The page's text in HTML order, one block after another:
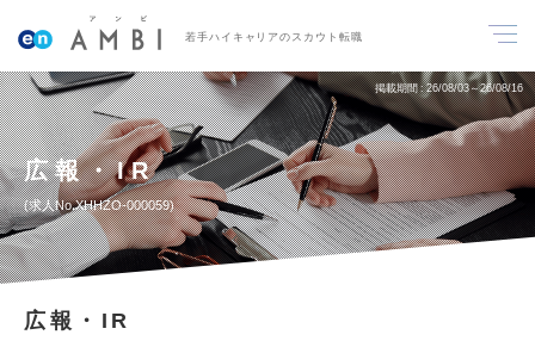
若手ハイキャリアのスカウト転職
掲載期間 26/08/03～26/08/16
広報・IR
求人No.XHHZO-000059
広報・IR